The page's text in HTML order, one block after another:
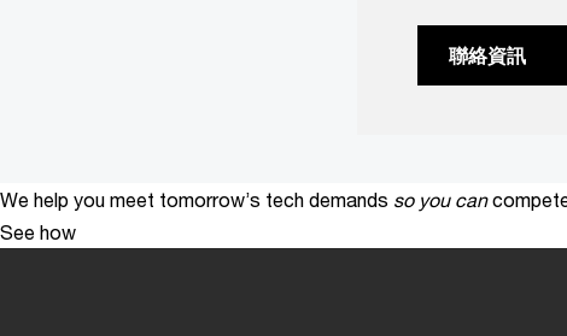
聯絡資訊
We help you meet tomorrow’s tech demands so you can
See how